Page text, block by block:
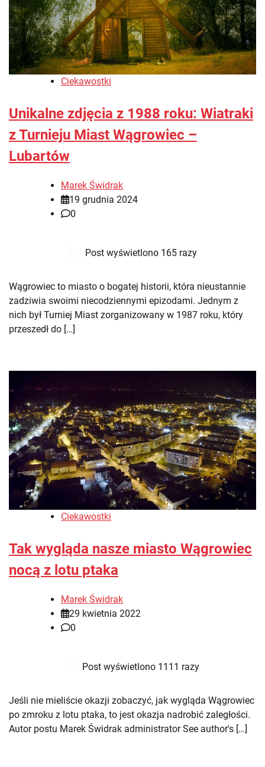
Ciekawostki
Unikalne zdjęcia z 1988 roku: Wiatraki
z Turnieju Miast Wągrowiec –
Lubartów
Marek Świdrak
19 grudnia 2024
0
Post wyświetlono 165 razy
Wągrowiec to miasto o bogatej historii, która nieustannie
zadziwia swoimi niecodziennymi epizodami. Jednym z
nich był Turniej Miast zorganizowany w 1987 roku, który
przeszedł do […]
Ciekawostki
Tak wygląda nasze miasto Wągrowiec
nocą z lotu ptaka
Marek Świdrak
29 kwietnia 2022
0
Post wyświetlono 1111 razy
Jeśli nie mieliście okazji zobaczyć, jak wygląda Wągrowiec
po zmroku z lotu ptaka, to jest okazja nadrobić zaległości.
Autor postu Marek Świdrak administrator See author's […]